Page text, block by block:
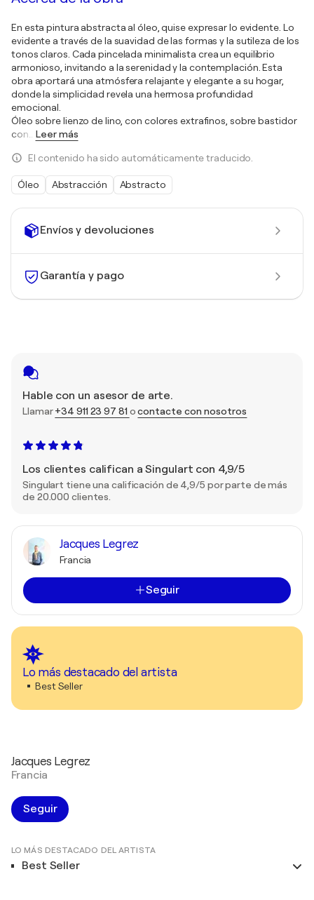
Envíos y devoluciones
Garantía y pago
Hable con un asesor de arte.
Llamar+34 911 23 97 81 ocontacte con nosotros
Los clientes califican a Singulart con 4,9/5
Singulart tiene una calificación de 4,9/5 por parte de más
de 20.000 clientes.
Jacques Legrez
Francia
Seguir
Lo más destacado del artista
Best Seller
En esta pintura abstracta al óleo, quise expresar lo evidente. Lo
evidente a través de la suavidad de las formas y la sutileza de los
tonos claros. Cada pincelada minimalista crea un equilibrio
armonioso, invitando a la serenidad y la contemplación. Esta
obra aportará una atmósfera relajante y elegante a su hogar,
donde la simplicidad revela una hermosa profundidad
emocional.
Óleo sobre lienzo de lino, con colores extrafinos, sobre bastidor
con
Leer más
El contenido ha sido automáticamente traducido.
Óleo Abstracción Abstracto
Jacques Legrez
Francia
Seguir
LO MÁS DESTACADO DEL ARTISTA
Best Seller